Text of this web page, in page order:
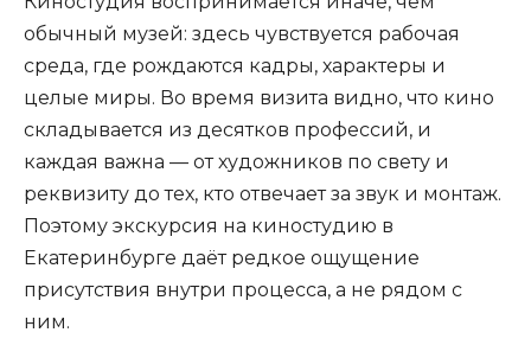
обычный музей: здесь чувствуется рабочая
среда, где рождаются кадры, характеры и
целые миры. Во время визита видно, что кино
складывается из десятков профессий, и
каждая важна — от художников по свету и
реквизиту до тех, кто отвечает за звук и монтаж.
Поэтому экскурсия на киностудию в
Екатеринбурге даёт редкое ощущение
присутствия внутри процесса, а не рядом с
ним.